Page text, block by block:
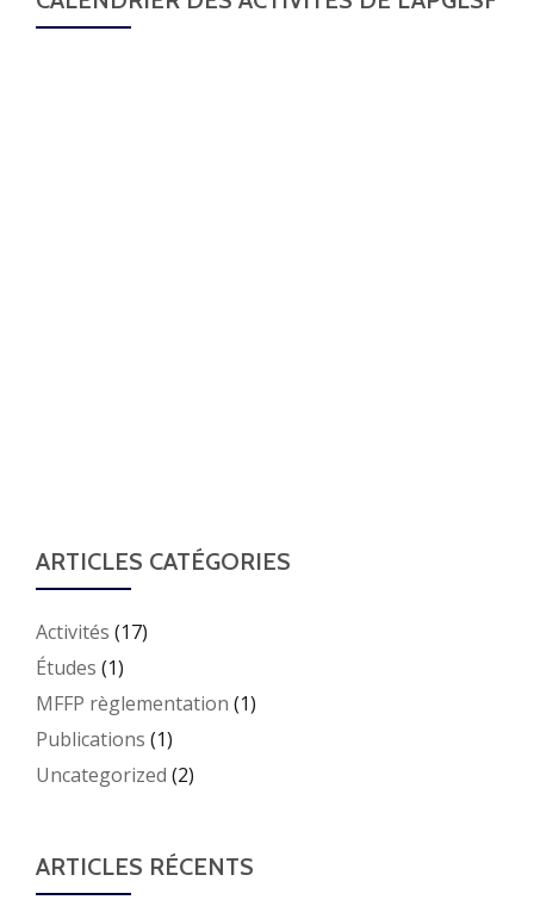
ARTICLES CATÉGORIES
Activités (17)
Études (1)
MFFP règlementation (1)
Publications (1)
Uncategorized (2)
ARTICLES RÉCENTS